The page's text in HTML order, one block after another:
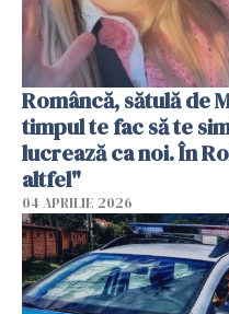
Româncă, sătulă de
timpul te fac să te
lucrează ca noi. În
altfel"
04 APRILIE 2026